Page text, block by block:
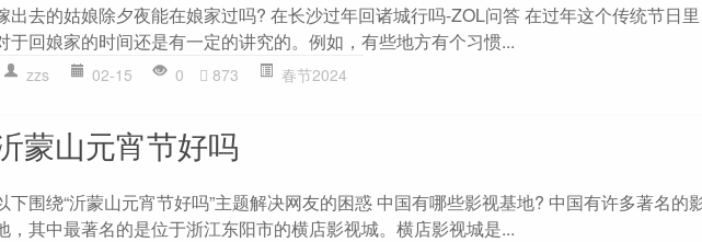
出去的姑娘除夕夜能在娘家过吗? 在长沙过年回诸城行吗-ZOL问答 在过年这个传统节日
于回娘家的时间还是有一定的讲究的。例如，有些地方有个习惯...
zzs 02-15 0 873 春节2024
蒙山元宵节好吗
下围绕“沂蒙山元宵节好吗”主题解决网友的困惑 中国有哪些影视基地? 中国有许多著名的
，其中最著名的是位于浙江东阳市的横店影视城。横店影视城是...